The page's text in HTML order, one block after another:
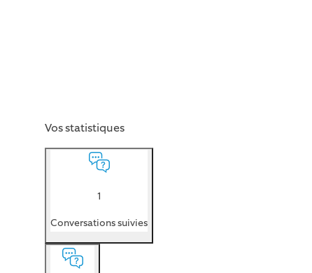
Vos statistiques
1
Conversations suivies